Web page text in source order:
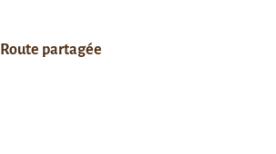
Route partagée